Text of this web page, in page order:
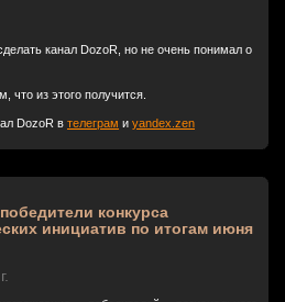
канал DozoR, но не очень понимал о
что из этого получится.
DozoR в телеграм и yandex.zen
конкурса
инициатив по итогам июня